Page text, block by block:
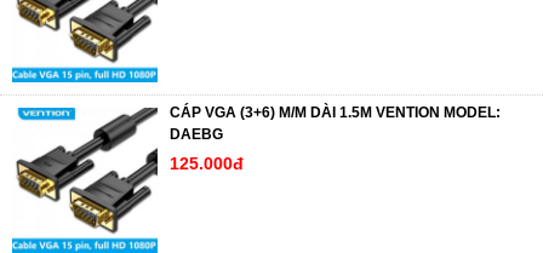
CÁP VGA (3+6) M/M DÀI 1.5M VENTION MODEL:
DAEBG
125.000đ